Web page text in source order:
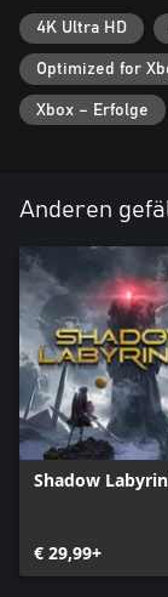
4K Ultra HD
Optimized for
Xbox – Erfolge
Anderen
Shadow
€ 29,99+